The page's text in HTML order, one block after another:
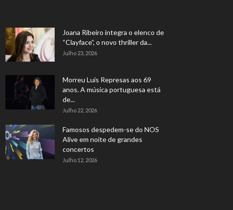
Joana Ribeiro integra o elenco de
“Clayface”, o novo thriller da...
Julho 23, 2026
Morreu Luís Represas aos 69
anos. A música portuguesa está
de...
Julho 22, 2026
Famosos despedem-se do NOS
Alive em noite de grandes
concertos
Julho 12, 2026